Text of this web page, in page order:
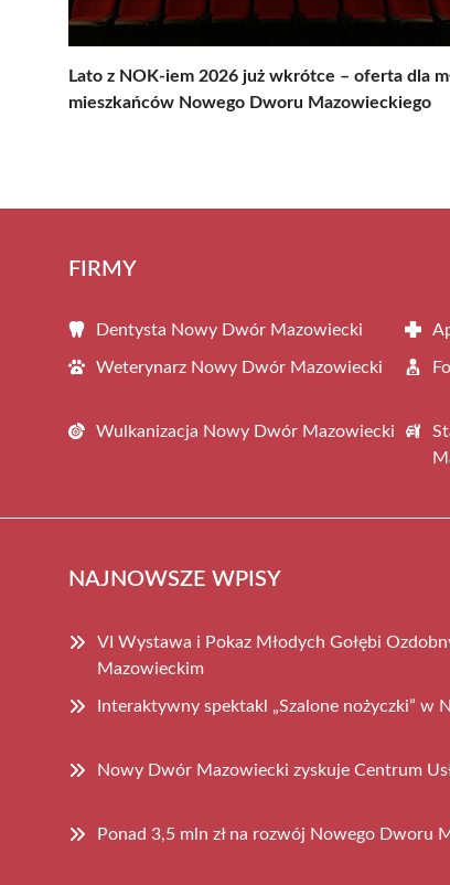
Lato z NOK-iem 2026 już wkrótce – oferta dla
mieszkańców Nowego Dworu Mazowieckiego
FIRMY
Dentysta Nowy Dwór Mazowiecki
Weterynarz Nowy Dwór Mazowiecki
Wulkanizacja Nowy Dwór Mazowiecki
NAJNOWSZE WPISY
VI Wystawa i Pokaz Młodych Gołębi
Mazowieckim
Interaktywny spektakl „Szalone nożyczki”
Nowy Dwór Mazowiecki zyskuje Centrum
Ponad 3,5 mln zł na rozwój Nowego Dworu